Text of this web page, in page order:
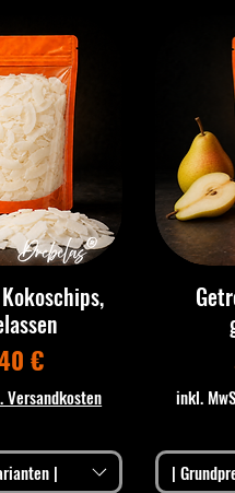
€
Versandkosten
|
inkl.
|